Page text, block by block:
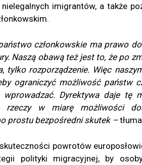
imigrantów, a także
członkowskie ma prawo
Naszą obawą też jest to, że po
tylko rozporządzenie. Więc
ograniczyć możliwość państw
wprowadzać. Dyrektywa daje tę
rzeczy w miarę możliwości
prostu bezpośredni skutek –
powrotów
polityki migracyjnej, by